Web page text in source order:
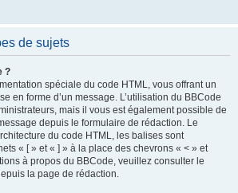
de sujets
?
spéciale du code HTML, vous offrant un
en forme d’un message. L’utilisation du BBCode
mais il vous est également possible de
depuis le formulaire de rédaction. Le
du code HTML, les balises sont
« [ » et « ] » à la place des chevrons « < » et
à propos du BBCode, veuillez consulter le
la page de rédaction.